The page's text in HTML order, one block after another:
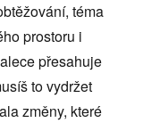
téma
prostoru i
přesahuje
to vydržet
změny, které